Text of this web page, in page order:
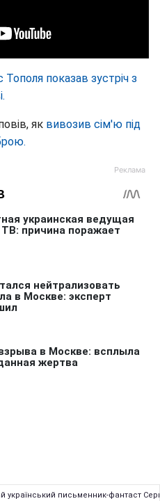
Тополя показав зустріч з
як вивозив сім'ю під
український письменник-фантаст